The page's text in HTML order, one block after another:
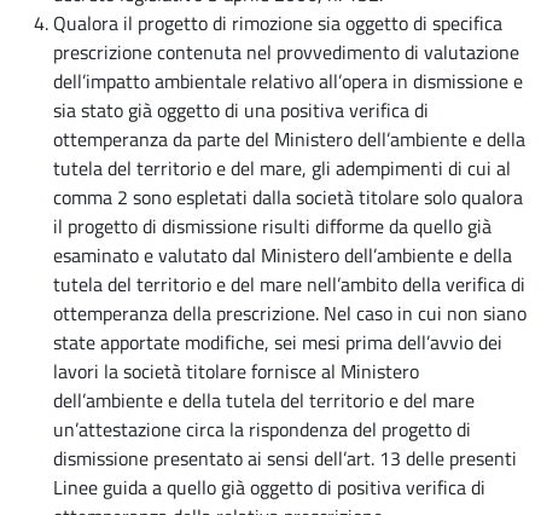
Qualora il progetto di rimozione sia oggetto di specifica
prescrizione contenuta nel provvedimento di valutazione
dell’impatto ambientale relativo all’opera in dismissione e
sia stato già oggetto di una positiva verifica di
ottemperanza da parte del Ministero dell’ambiente e della
tutela del territorio e del mare, gli adempimenti di cui al
comma 2 sono espletati dalla società titolare solo qualora
il progetto di dismissione risulti difforme da quello già
esaminato e valutato dal Ministero dell’ambiente e della
tutela del territorio e del mare nell’ambito della verifica di
ottemperanza della prescrizione. Nel caso in cui non siano
state apportate modifiche, sei mesi prima dell’avvio dei
lavori la società titolare fornisce al Ministero
dell’ambiente e della tutela del territorio e del mare
un’attestazione circa la rispondenza del progetto di
dismissione presentato ai sensi dell’art. 13 delle presenti
Linee guida a quello già oggetto di positiva verifica di